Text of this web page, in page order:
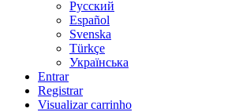
Русский
Español
Svenska
Türkçe
Українська
Entrar
Registrar
Visualizar carrinho